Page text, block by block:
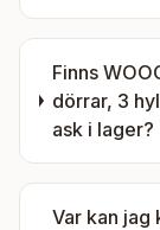
Finns
dörrar, 3
ask i lager?
Var kan